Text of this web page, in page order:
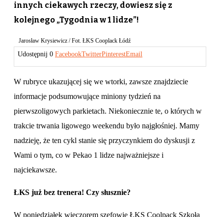
innych ciekawych rzeczy, dowiesz się z
kolejnego „Tygodnia w 1 lidze”!
Jarosław Krysiewicz / Fot. ŁKS Cooplack Łódź
Udostępnij 0 FacebookTwitterPinterestEmail
W rubryce ukazującej się we wtorki, zawsze znajdziecie
informacje podsumowujące miniony tydzień na
pierwszoligowych parkietach. Niekoniecznie te, o których w
trakcie trwania ligowego weekendu było najgłośniej. Mamy
nadzieję, że ten cykl stanie się przyczynkiem do dyskusji z
Wami o tym, co w Pekao 1 lidze najważniejsze i
najciekawsze.
ŁKS już bez trenera! Czy słusznie?
W poniedziałek wieczorem szefowie ŁKS Coolpack Szkoła